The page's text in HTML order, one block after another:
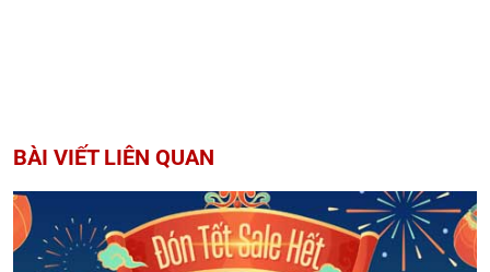
BÀI VIẾT LIÊN QUAN